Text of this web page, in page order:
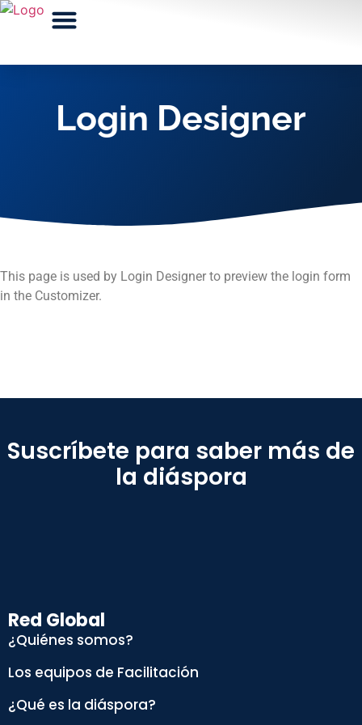
Login Designer
This page is used by Login Designer to preview the login form
in the Customizer.
Suscríbete para saber más de
la diáspora
Red Global
¿Quiénes somos?
Los equipos de Facilitación
¿Qué es la diáspora?